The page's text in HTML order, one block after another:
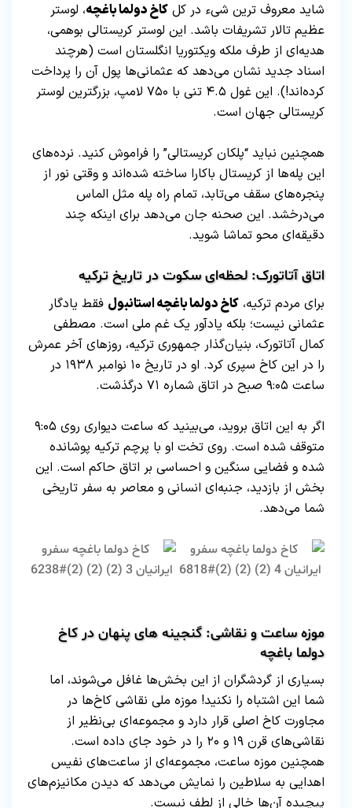
شاید معروف‌ ترین شیء در کل کاخ دولما باغچه، لوستر
عظیم تالار تشریفات باشد. این لوستر کریستالی بوهمی،
هدیه‌ای از طرف ملکه ویکتوریا انگلستان است (هرچند
اسناد جدید نشان می‌دهد که عثمانی‌ها پول آن را پرداخت
کرده‌اند!). این غول ۴.۵ تنی با ۷۵۰ لامپ، بزرگترین لوستر
کریستالی جهان است.
همچنین نباید “پلکان کریستالی” را فراموش کنید. نرده‌های
این پله‌ها از کریستال باکارا ساخته شده‌اند و وقتی نور از
پنجره‌های سقف می‌تابد، تمام راه پله مثل الماس
می‌درخشد. این صحنه جان می‌دهد برای اینکه چند
دقیقه‌ای محو تماشا شوید.
اتاق آتاتورک: لحظه‌ای سکوت در تاریخ ترکیه
برای مردم ترکیه، کاخ دولما باغچه استانبول فقط یادگار
عثمانی نیست؛ بلکه یادآور یک غم ملی است. مصطفی
کمال آتاتورک، بنیان‌گذار جمهوری ترکیه، روزهای آخر عمرش
را در این کاخ سپری کرد. او در تاریخ ۱۰ نوامبر ۱۹۳۸ در
ساعت ۹:۰۵ صبح در اتاق شماره ۷۱ درگذشت.
اگر به این اتاق بروید، می‌بینید که ساعت دیواری روی ۹:۰۵
متوقف شده است. روی تخت او با پرچم ترکیه پوشانده
شده و فضایی سنگین و احساسی بر اتاق حاکم است. این
بخش از بازدید، جنبه‌ای انسانی و معاصر به سفر تاریخی
شما می‌دهد.
موزه ساعت و نقاشی: گنجینه‌ های پنهان در کاخ
دولما باغچه
بسیاری از گردشگران از این بخش‌ها غافل می‌شوند، اما
شما این اشتباه را نکنید! موزه ملی نقاشی کاخ‌ها در
مجاورت کاخ اصلی قرار دارد و مجموعه‌ای بی‌نظیر از
نقاشی‌های قرن ۱۹ و ۲۰ را در خود جای داده است.
همچنین موزه ساعت، مجموعه‌ای از ساعت‌های نفیس
اهدایی به سلاطین را نمایش می‌دهد که دیدن مکانیزم‌های
پیچیده آن‌ها خالی از لطف نیست.